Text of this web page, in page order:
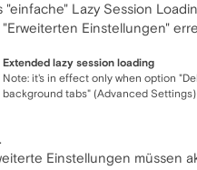
"einfache" Lazy Session
Einstellungen"
Extended lazy session loading
Note: it's in effect only when option
background tabs" (Advanced Settings)
Einstellungen müssen